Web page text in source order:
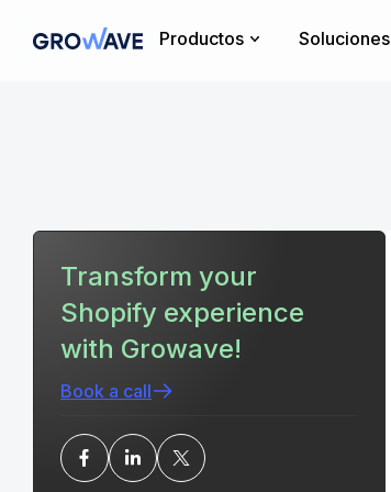
Productos Soluciones
Transform your
Shopify experience
with Growave!
Book a call